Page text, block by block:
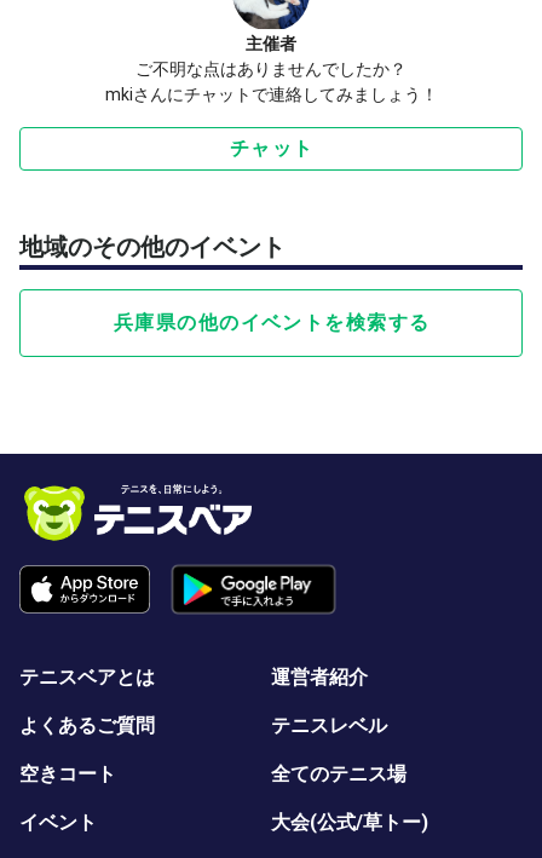
主催者
ご不明な点はありませんでしたか？
mkiさんにチャットで連絡してみましょう！
チャット
地域のその他のイベント
兵庫県の他のイベントを検索する
テニスベアとは 運営者紹介
よくあるご質問 テニスレベル
空きコート 全てのテニス場
イベント 大会(公式/草トー)